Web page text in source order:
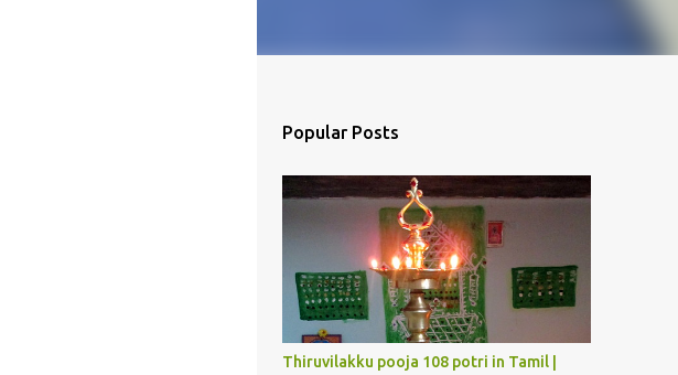
Popular Posts
Thiruvilakku pooja 108 potri in Tamil |